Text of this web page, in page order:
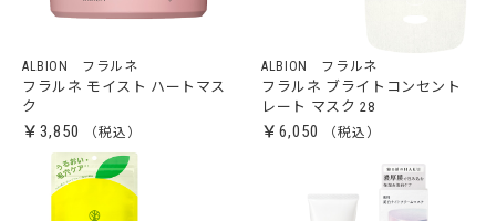
ALBION フラルネ
フラルネ モイスト ハートマス
ク
￥3,850
ALBION フラルネ
フラルネ ブライトコンセント
レート マスク 28
￥6,050